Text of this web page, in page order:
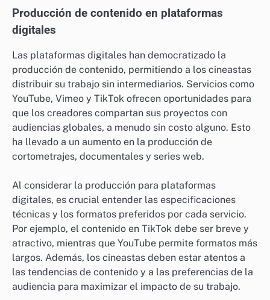
Producción de contenido en plataformas
digitales
Las plataformas digitales han democratizado la
producción de contenido, permitiendo a los cineastas
distribuir su trabajo sin intermediarios. Servicios como
YouTube, Vimeo y TikTok ofrecen oportunidades para
que los creadores compartan sus proyectos con
audiencias globales, a menudo sin costo alguno. Esto
ha llevado a un aumento en la producción de
cortometrajes, documentales y series web.
Al considerar la producción para plataformas
digitales, es crucial entender las especificaciones
técnicas y los formatos preferidos por cada servicio.
Por ejemplo, el contenido en TikTok debe ser breve y
atractivo, mientras que YouTube permite formatos más
largos. Además, los cineastas deben estar atentos a
las tendencias de contenido y a las preferencias de la
audiencia para maximizar el impacto de su trabajo.